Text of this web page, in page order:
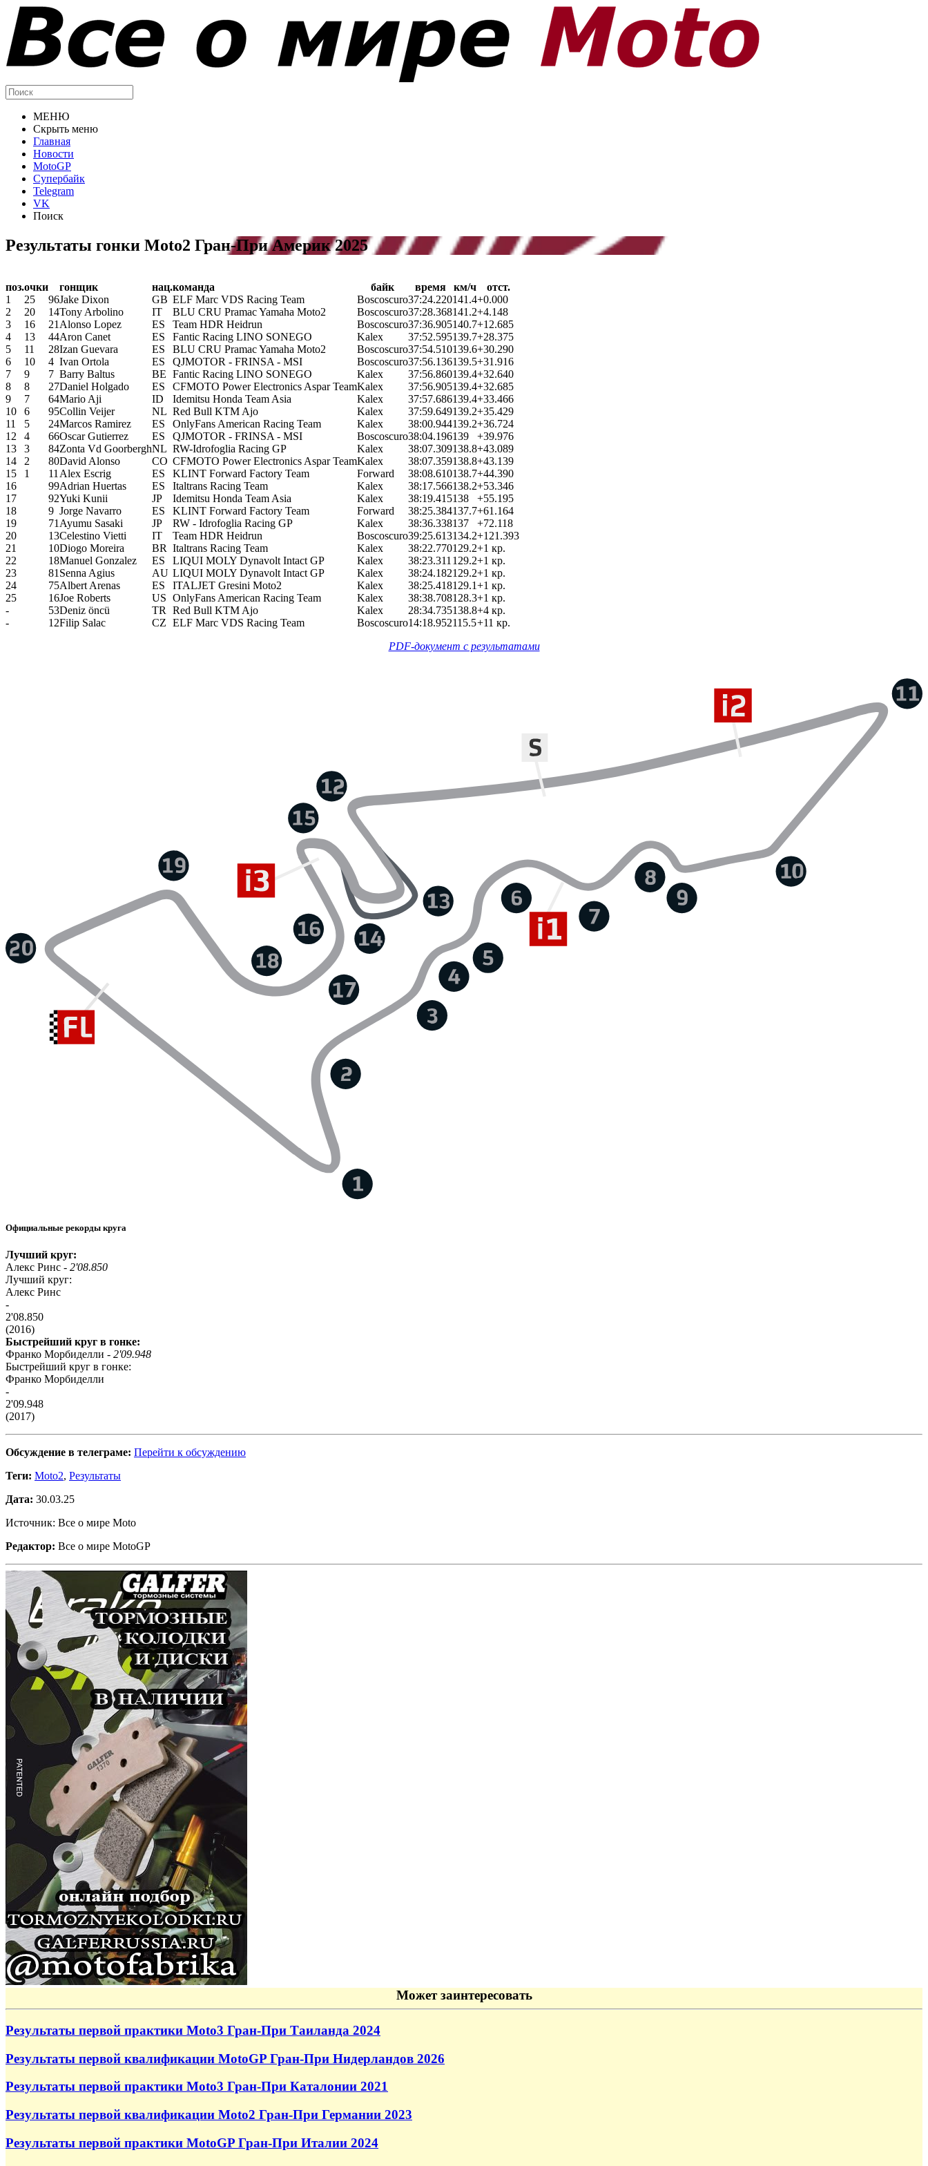
МЕНЮ
Скрыть меню
Главная
Новости
MotoGP
Супербайк
Telegram
VK
Поиск
Результаты гонки Moto2 Гран-При Америк 2025
поз.очки гонщик нац.команда байк время км/ч
отст.
1
25 96Jake Dixon GB ELF Marc VDS Racing Team Boscoscuro37:24.220141.4+0.000
2
20 14Tony Arbolino IT BLU CRU Pramac Yamaha Moto2 Boscoscuro37:28.368141.2+4.148
3
16 21 Alonso Lopez ES Team HDR Heidrun Boscoscuro37:36.905140.7+12.685
4
13 44Aron Canet ES Fantic Racing LINO SONEGO Kalex 37:52.595139.7+28.375
5
11 28Izan Guevara ES BLU CRU Pramac Yamaha Moto2 Boscoscuro37:54.510139.6+30.290
6
10 4 Ivan Ortola ES QJMOTOR - FRINSA - MSI Boscoscuro37:56.136139.5+31.916
7
9 7 Barry Baltus BE Fantic Racing LINO SONEGO Kalex 37:56.860139.4+32.640
8
8 27Daniel Holgado ES CFMOTO Power Electronics Aspar TeamKalex 37:56.905139.4+32.685
9
7 64Mario Aji ID Idemitsu Honda Team Asia Kalex 37:57.686139.4+33.466
10
6 95Collin Veijer NL Red Bull KTM Ajo Kalex 37:59.649139.2+35.429
11
5 24Marcos Ramirez ES OnlyFans American Racing Team Kalex 38:00.944139.2+36.724
12
4 66Oscar Gutierrez ES QJMOTOR - FRINSA - MSI Boscoscuro38:04.196139
+39.976
13
3 84Zonta Vd GoorberghNL RW-Idrofoglia Racing GP Kalex 38:07.309138.8+43.089
14
2 80David Alonso CO CFMOTO Power Electronics Aspar TeamKalex 38:07.359138.8+43.139
15
1 11 Alex Escrig ES KLINT Forward Factory Team Forward 38:08.610138.7+44.390
16
99Adrian Huertas ES Italtrans Racing Team Kalex 38:17.566138.2+53.346
17
92Yuki Kunii JP Idemitsu Honda Team Asia Kalex 38:19.415138
+55.195
18
9 Jorge Navarro ES KLINT Forward Factory Team Forward 38:25.384137.7+61.164
19
71 Ayumu Sasaki JP RW - Idrofoglia Racing GP Kalex 38:36.338137
+72.118
20
13Celestino Vietti IT Team HDR Heidrun Boscoscuro39:25.613134.2+121.393
21
10Diogo Moreira BR Italtrans Racing Team Kalex 38:22.770129.2+1 кр.
22
18Manuel Gonzalez ES LIQUI MOLY Dynavolt Intact GP Kalex 38:23.311 129.2+1 кр.
23
81 Senna Agius AU LIQUI MOLY Dynavolt Intact GP Kalex 38:24.182129.2+1 кр.
24
75Albert Arenas ES ITALJET Gresini Moto2 Kalex 38:25.418129.1+1 кр.
25
16Joe Roberts US OnlyFans American Racing Team Kalex 38:38.708128.3+1 кр.
-
53Deniz öncü TR Red Bull KTM Ajo Kalex 28:34.735138.8+4 кр.
-
12Filip Salac CZ ELF Marc VDS Racing Team Boscoscuro14:18.952115.5+11 кр.
PDF-документ с результатами
Официальные рекорды круга
Лучший круг:
Алекс Ринс - 2'08.850
Лучший круг:
Алекс Ринс
-
2'08.850
(2016)
Быстрейший круг в гонке:
Франко Морбиделли - 2'09.948
Быстрейший круг в гонке:
Франко Морбиделли
-
2'09.948
(2017)
Обсуждение в телеграме: Перейти к обсуждению
Теги: Moto2, Результаты
Дата: 30.03.25
Источник: Все о мире Moto
Редактор: Все о мире MotoGP
Может заинтересовать
Результаты первой практики Moto3 Гран-При Таиланда 2024
Результаты первой квалификации MotoGP Гран-При Нидерландов 2026
Результаты первой практики Moto3 Гран-При Каталонии 2021
Результаты первой квалификации Moto2 Гран-При Германии 2023
Результаты первой практики MotoGP Гран-При Италии 2024